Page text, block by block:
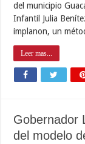
del municipio
Infantil Julia
implanon, un
Leer mas...
Gobernador
del modelo